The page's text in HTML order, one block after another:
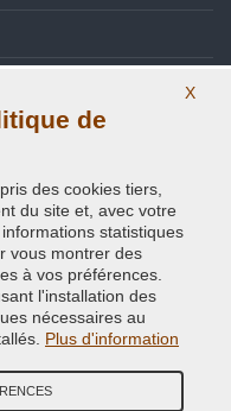
Reserved.
X
de
des cookies tiers,
du site et, avec votre
statistiques
vous montrer des
à vos préférences.
l'installation des
nécessaires au
Plus d'information